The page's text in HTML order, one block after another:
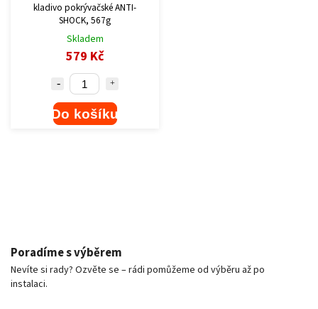
kladivo pokrývačské ANTI-
SHOCK, 567g
Skladem
579 Kč
Do košíku
Poradíme s výběrem
Nevíte si rady? Ozvěte se – rádi pomůžeme od výběru až po
instalaci.